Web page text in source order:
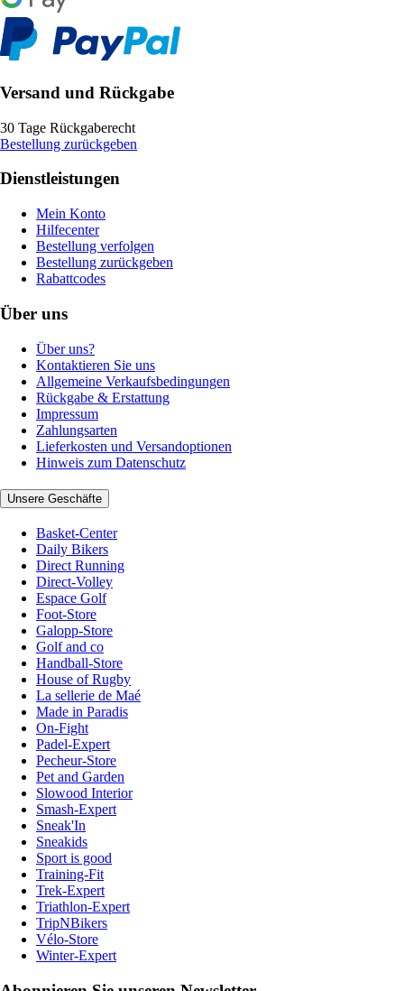
Versand und Rückgabe
30 Tage Rückgaberecht
Bestellung zurückgeben
Dienstleistungen
Mein Konto
Hilfecenter
Bestellung verfolgen
Bestellung zurückgeben
Rabattcodes
Über uns
Über uns?
Kontaktieren Sie uns
Allgemeine Verkaufsbedingungen
Rückgabe & Erstattung
Impressum
Zahlungsarten
Lieferkosten und Versandoptionen
Hinweis zum Datenschutz
Unsere Geschäfte
Basket-Center
Daily Bikers
Direct Running
Direct-Volley
Espace Golf
Foot-Store
Galopp-Store
Golf and co
Handball-Store
House of Rugby
La sellerie de Maé
Made in Paradis
On-Fight
Padel-Expert
Pecheur-Store
Pet and Garden
Slowood Interior
Smash-Expert
Sneak'In
Sneakids
Sport is good
Training-Fit
Trek-Expert
Triathlon-Expert
TripNBikers
Vélo-Store
Winter-Expert